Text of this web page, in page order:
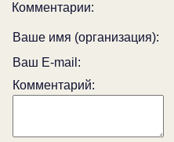
Комментарии:
Ваше имя (организация):
Ваш E-mail:
Комментарий: